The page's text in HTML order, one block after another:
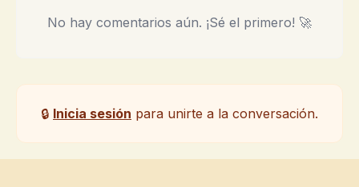
No hay comentarios aún. ¡Sé el primero! 🚀
🔒 Inicia sesión para unirte a la conversación.